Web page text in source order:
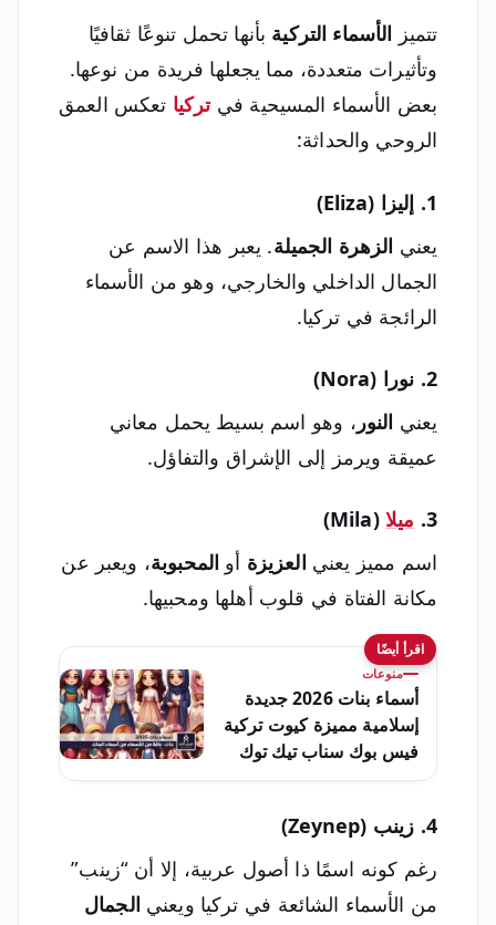
تتميز الأسماء التركية بأنها تحمل تنوعًا ثقافيًا
وتأثيرات متعددة، مما يجعلها فريدة من نوعها.
بعض الأسماء المسيحية فيتركيا تعكس العمق
الروحي والحداثة:
1. إليزا (Eliza)
يعني الزهرة الجميلة. يعبر هذا الاسم عن
الجمال الداخلي والخارجي، وهو من الأسماء
الرائجة في تركيا.
2. نورا (Nora)
يعني النور ، وهو اسم بسيط يحمل معاني
عميقة ويرمز إلى الإشراق والتفاؤل.
3. ميلا(Mila)
اسم مميز يعني العزيزة أو المحبوبة، ويعبر عن
مكانة الفتاة في قلوب أهلها ومحبيها.
اقرأ أيضًا
منوعات
أسماء بنات 2026 جديدة
إسلامية مميزة كيوت تركية
فيس بوك سناب تيك توك
4. زينب (Zeynep)
رغم كونه اسمًا ذا أصول عربية، إلا أن “زينب”
من الأسماء الشائعة في تركيا ويعني الجمال